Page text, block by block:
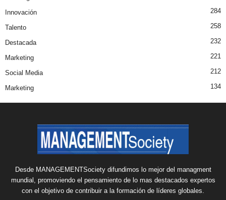
Innovación 284
Talento 258
Destacada 232
Marketing 221
Social Media 212
Marketing 134
Desde MANAGEMENTSociety difundimos lo mejor del managment
mundial, promoviendo el pensamiento de lo mas destacados expertos
con el objetivo de contribuir a la formación de líderes globales.